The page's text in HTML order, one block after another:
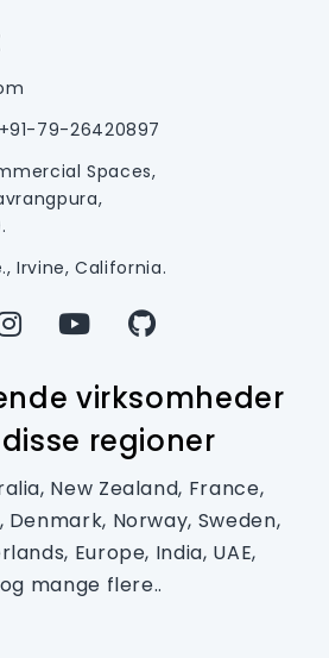
+91-79-26420897
Spaces,
Irvine, California.
virksomheder
regioner
New Zealand, France,
Denmark, Norway, Sweden,
Europe, India, UAE,
mange flere..